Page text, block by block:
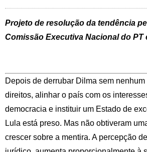
Projeto de resolução da tendência
Comissão Executiva Nacional do PT
Depois de derrubar Dilma sem
direitos, alinhar o país com os
democracia e instituir um Estado de
Lula está preso. Mas não obtiveram
crescer sobre a mentira. A percepção